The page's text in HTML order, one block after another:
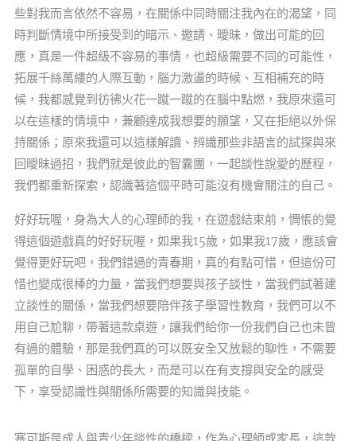
些對我而言依然不容易，在關係中同時關注我內在的渴望，同
時判斷情境中所接受到的暗示、邀請、曖昧，做出可能的回
應，真是一件超級不容易的事情，也超級需要不同的可能性，
拓展千絲萬縷的人際互動，腦力激盪的時候、互相補充的時
候，我都感覺到彷彿火花一蹴一蹴的在腦中點燃，我原來還可
以在這樣的情境中，兼顧達成我想要的願望，又在拒絕以外保
持關係；原來我還可以這樣解讀、辨識那些非語言的試探與來
回曖昧過招，我們就是彼此的智囊團，一起談性說愛的歷程，
我們都重新探索，認識著這個平時可能沒有機會關注的自己。
好好玩喔，身為大人的心理師的我，在遊戲結束前，惆悵的覺
得這個遊戲真的好好玩喔，如果我15歲，如果我17歲，應該會
覺得更好玩吧，我們錯過的青春期，真的有點可惜，但這份可
惜也變成很棒的力量，當我們想要與孩子談性，當我們試著建
立談性的關係，當我們想要陪伴孩子學習性教育，我們可以不
用自己尬聊，帶著這款桌遊，讓我們給你一份我們自己也未曾
有過的體驗，那是我們真的可以既安全又放鬆的聊性，不需要
孤單的自學、困惑的長大，而是可以在有支撐與安全的感受
下，享受認識性與關係所需要的知識與技能。